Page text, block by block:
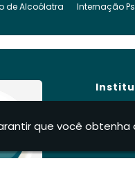
de Alcoólatra
Internação
Clinica para
Clinica de Internação
Dependentes QuímicosBlog
que você obtenha